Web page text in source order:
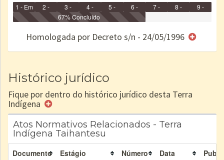
1 - Em
Identificação
2 -
Identificada
3 -
Declarada
4 -
Reservada
5 -
Homologada
6 -
Registrada
e/ou
7 -
Restrição
8 -
9 -
67% Concluído
Homologada por Decreto s/n - 24/05/1996
Histórico jurídico
Fique por dentro do histórico jurídico desta Terra
Indígena
Atos Normativos Relacionados - Terra
Indígena Taihantesu
Documento Estágio Número Data